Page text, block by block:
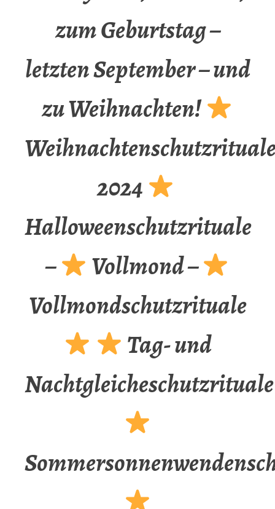
zum Geburtstag –
letzten September – und
zu Weihnachten!
2024
Halloweenschutzrituale
–
Vollmond –
Vollmondschutzrituale
Tag- und
Nachtgleicheschutzrituale